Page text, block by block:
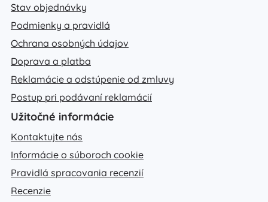
Stav objednávky
Podmienky a pravidlá
Ochrana osobných údajov
Doprava a platba
Reklamácie a odstúpenie od zmluvy
Postup pri podávaní reklamácií
Užitočné informácie
Kontaktujte nás
Informácie o súboroch cookie
Pravidlá spracovania recenzií
Recenzie